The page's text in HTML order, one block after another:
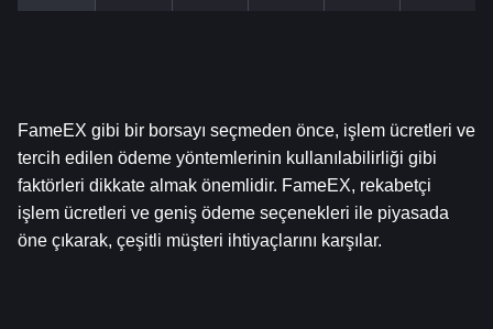
FameEX gibi bir borsayı seçmeden önce, işlem ücretleri ve
tercih edilen ödeme yöntemlerinin kullanılabilirliği gibi
faktörleri dikkate almak önemlidir. FameEX, rekabetçi
işlem ücretleri ve geniş ödeme seçenekleri ile piyasada
öne çıkarak, çeşitli müşteri ihtiyaçlarını karşılar.